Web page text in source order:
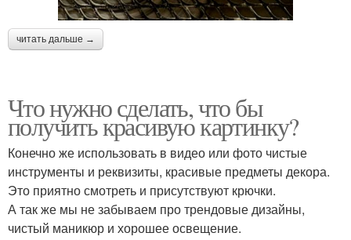
читать дальше →
Что нужно сделать, что бы
получить красивую картинку?
Конечно же использовать в видео или фото чистые
инструменты и реквизиты, красивые предметы декора.
Это приятно смотреть и присутствуют крючки.
А так же мы не забываем про трендовые дизайны,
чистый маникюр и хорошее освещение.